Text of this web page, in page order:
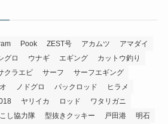
Pook ZEST号 アカムツ
アマダイ
グロ ウナギ エギング
カットウ釣り
クラエビ サーフ
サーフエギング
ノドグロ パックロッド
ヒラメ
ヤリイカ ロッド
ワタリガニ
し協力隊 型抜きクッキー 戸田港
明石